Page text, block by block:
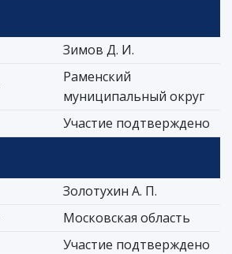
Зимов Д. И.
Раменский
муниципальный округ
Участие подтверждено
Золотухин А. П.
Московская область
Участие подтверждено